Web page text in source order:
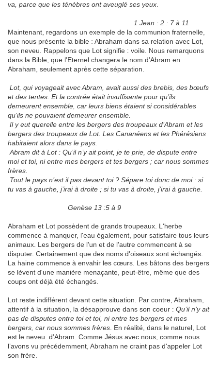
va, parce que les ténèbres ont aveuglé ses yeux
1 Jean : 2 : 7 à 11
Maintenant, regardons un exemple de la communion fraternelle,
que nous présente la bible : Abraham dans sa relation avec Lot,
son neveu. Rappelons que Lot signifie : voile. Nous remarquons
dans la Bible, que l’Eternel changera le nom d’Abram en
Abraham, seulement après cette séparation.
Lot, qui voyageait avec Abram, avait aussi des brebis, des bœufs
et des tentes. Et la contrée était insuffisante pour qu’ils
demeurent ensemble, car leurs biens étaient si considérables
qu’ils ne pouvaient demeurer ensemble.
Il y eut querelle entre les bergers des troupeaux d’Abram et les
bergers des troupeaux de Lot. Les Cananéens et les Phérésiens
habitaient alors dans le pays.
Abram dit à Lot : Qu’il n’y ait point, je te prie, de dispute entre
moi et toi, ni entre mes bergers et tes bergers ; car nous sommes
frères.
Tout le pays n’est il pas devant toi ? Sépare toi donc de moi : si
tu vas à gauche, j’irai à droite ; si tu vas à droite, j’irai à gauche.
Genèse 13 :5 à 9
Abraham et Lot possèdent de grands troupeaux. L'herbe
commence à manquer, l'eau également, pour satisfaire tous leurs
animaux. Les bergers de l'un et de l'autre commencent à se
disputer. Certainement que des noms d'oiseaux sont échangés.
La haine commence à envahir les cœurs. Les bâtons des bergers
se lèvent d'une manière menaçante, peut-être, même que des
coups ont déjà été échangés.
Lot reste indifférent devant cette situation. Par contre, Abraham,
attentif à la situation, la désapprouve dans son coeur : Qu’il n’y ait
pas de disputes entre toi et toi, ni entre tes bergers et mes
bergers, car nous sommes frères . En réalité, dans le naturel, Lot
est le neveu d’Abram. Comme Jésus avec nous, comme nous
l’avons vu précédemment, Abraham ne craint pas d'appeler Lot
son frère.